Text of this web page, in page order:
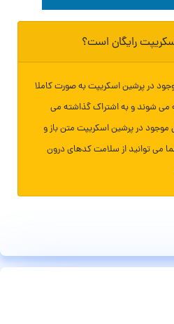
رایگان است؟
در پرشین اسکریپت به صورت کاملا
می شوند و به اشتراک گذاشته می
در پرشین اسکریپت متن باز و
می توانید از سلامت کدهای درون